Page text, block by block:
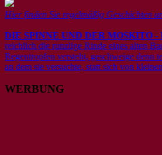
Hier finden Sie regelmäßig Geschichten
DIE SPINNE UND DER MOSKITO -
reichlich die runzlige Rinde eines alten
Regentropfen versteht, geschweige denn
an dem sie versuchte, statt sich von
WERBUNG